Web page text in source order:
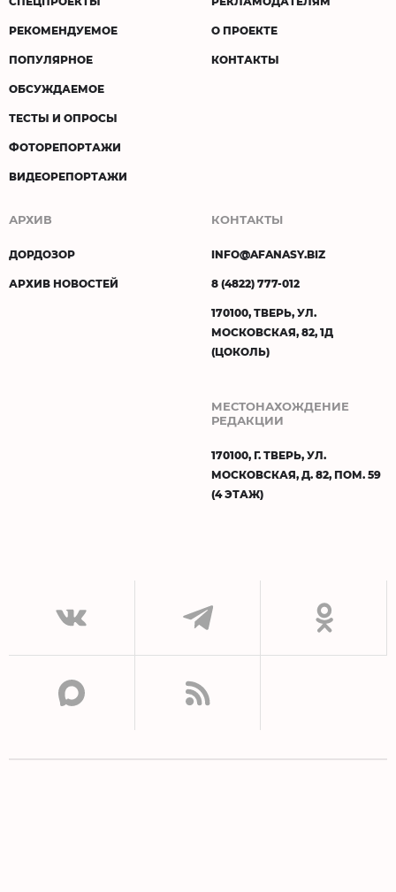
РЕКОМЕНДУЕМОЕ
ПОПУЛЯРНОЕ
ОБСУЖДАЕМОЕ
ТЕСТЫ И ОПРОСЫ
ФОТОРЕПОРТАЖИ
ВИДЕОРЕПОРТАЖИ
О ПРОЕКТЕ
КОНТАКТЫ
АРХИВ
ДОРДОЗОР
АРХИВ НОВОСТЕЙ
КОНТАКТЫ
INFO@AFANASY.BIZ
8 (4822) 777-012
170100, ТВЕРЬ, УЛ.
МОСКОВСКАЯ, 82, 1Д
(ЦОКОЛЬ)
МЕСТОНАХОЖДЕНИЕ
РЕДАКЦИИ
170100, Г. ТВЕРЬ, УЛ.
МОСКОВСКАЯ, Д. 82, ПОМ. 59
(4 ЭТАЖ)